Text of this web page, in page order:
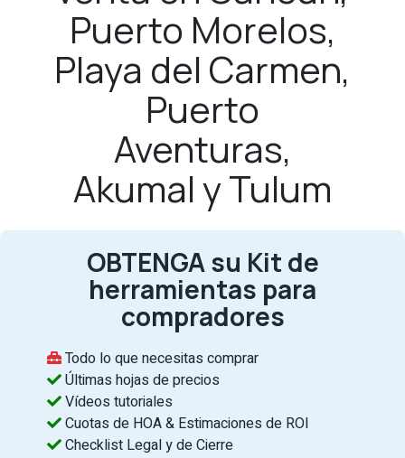
Puerto Morelos,
Playa del Carmen,
Puerto
Aventuras,
Akumal y Tulum
OBTENGA su Kit de
herramientas para
compradores
Todo lo que necesitas comprar
Últimas hojas de precios
Vídeos tutoriales
Cuotas de HOA & Estimaciones de ROI
Checklist Legal y de Cierre